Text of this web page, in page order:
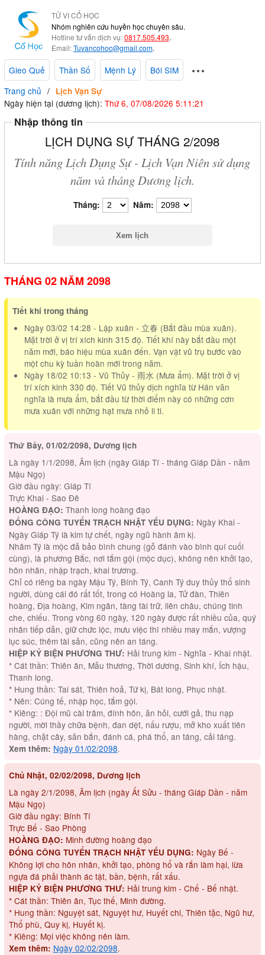
TỬ VI CỔ HỌC
Nhóm nghiên cứu huyền học chuyên sâu.
Hotline tư vấn dịch vụ:0817.505.493.
Email:Tuvancohoc@gmail.com.
Gieo Quẻ Thần Số Mệnh Lý
Bói SIM
Trang chủ
Lịch Vạn Sự
Ngày hiện tại (dương lịch): Thứ 6, 07/08/2026 5:11:22
Nhập thông tin
LỊCH DỤNG SỰ THÁNG 2/2098
Tính năng Lịch Dụng Sự - Lịch Vạn Niên sử dụng
năm và tháng Dương lịch.
Tháng: Năm:
THÁNG 02 NĂM 2098
Tiết khí trong tháng
Ngày 03/02 14:28 - Lập xuân - 立春 (Bắt đầu mùa xuân).
Mặt trời ở vị trí xích kinh 315 độ. Tiết khí này bắt đầu một
năm mới, báo hiệu mùa xuân đến. Vạn vật vũ trụ bước vào
một chu kỳ tuần hoàn mới trong năm.
Ngày 18/02 10:13 - Vũ Thủy - 雨水 (Mưa ẩm). Mặt trời ở vị
trí xích kinh 330 độ. Tiết Vũ thủy dịch nghĩa từ Hán văn
nghĩa là mưa ẩm, bắt đầu từ thời điểm này có những cơn
mưa xuân với những hạt mưa nhỏ li ti.
Thứ Bảy, 01/02/2098, Dương lịch
Là ngày 1/1/2098, Âm lịch (ngày Giáp Tí - tháng Giáp Dần - năm
Mậu Ngọ)
Giờ đầu ngày: Giáp Tí
Trực Khai - Sao Đê
HOÀNG ĐẠO: Thanh long hoàng đạo
ĐỔNG CÔNG TUYỂN TRẠCH NHẬT YẾU DỤNG: Ngày Khai -
Ngày Giáp Tý là kim tự chết, ngày ngũ hành âm kị.
Nhâm Tý là mộc đả bảo bình chung (gỗ đánh vào bình quí cuối
cùng), là phương Bắc, nơi tắm gội (mộc dục), không nên khởi tạo,
hôn nhân, nhập trạch, khai trương.
Chỉ có riêng ba ngày Mậu Tý, Bính Tý, Canh Tý duy thủy thổ sinh
người, dùng cái đó rất tốt, trong có Hoàng la, Tử đàn, Thiên
hoàng, Địa hoàng, Kim ngân, tàng tài trữ, liên châu, chúng tinh
che, chiếu. Trong vòng 60 ngày, 120 ngày được rất nhiều của, quý
nhân tiếp dẫn, giữ chức lộc, mưu việc thì nhiều may mắn, vượng
lục súc, thêm tài sản, cũng nên an táng.
HIỆP KỶ BIỆN PHƯƠNG THƯ: Hải trung kim - Nghĩa - Khai nhật.
* Cát thần: Thiên ân, Mẫu thương, Thời dương, Sinh khí, Ích hậu,
Thanh long.
* Hung thần: Tai sát, Thiên hoả, Tứ kị, Bát long, Phục nhật.
* Nên: Cúng tế, nhập học, tắm gội.
* Kiêng: : Đội mũ cài trâm, đính hôn, ăn hỏi, cưới gả, thu nạp
người, mời thầy chữa bệnh, đan dệt, nấu rượu, mở kho xuất tiên
hàng, chặt cây, săn bắn, đánh cá, phá thổ, an táng, cải táng.
Xem thêm: Ngày 01/02/2098.
Chủ Nhật, 02/02/2098, Dương lịch
Là ngày 2/1/2098, Âm lịch (ngày Ất Sửu - tháng Giáp Dần - năm
Mậu Ngọ)
Giờ đầu ngày: Bính Tí
Trực Bế - Sao Phòng
HOÀNG ĐẠO: Minh đường hoàng đạo
ĐỔNG CÔNG TUYỂN TRẠCH NHẬT YẾU DỤNG: Ngày Bế -
Không lợi cho hôn nhân, khởi tạo, phòng hổ và rắn làm hại, lừa
ngựa đá phải thành ác tật, bần, bệnh, rất xấu.
HIỆP KỶ BIỆN PHƯƠNG THƯ: Hải trung kim - Chế - Bế nhật.
* Cát thần: Thiên ân, Tục thế, Minh đường.
* Hung thần: Nguyệt sát, Nguyệt hư, Huyết chi, Thiên tặc, Ngũ hư,
Thổ phù, Quy kị, Huyết kị.
* Kiêng: Mọi việc không nên làm.
Xem thêm: Ngày 02/02/2098.